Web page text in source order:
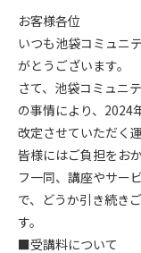
お客様各位
いつも池袋コミュニ
がとうございます。
さて、池袋コミュニ
の事情により、2024
改定させていただく
皆様にはご負担をお
フ一同、講座やサー
で、どうか引き続き
す。
■受講料について